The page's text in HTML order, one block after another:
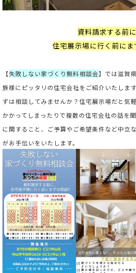
資料請求する前に
住宅展示場に行く前にま
【失敗しない家づくり無料相談会】では滋賀
族様にピッタリの住宅会社をご紹介いたしま
ずは相談してみませんか？住宅展示場だと気
かかってしまったりで複数の住宅会社の話を
に関すること、ご予算やご希望条件など中立
がお手伝いをいたします。